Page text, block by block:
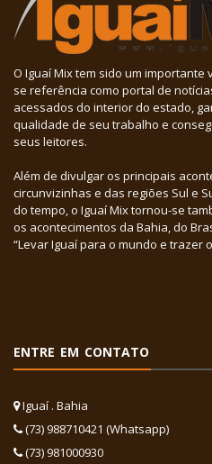
O Iguaí Mix tem sido um
se referência como portal de
acessados do interior do estado,
qualidade de seu trabalho e
seus leitores.
Além de divulgar os principais
circunvizinhas e das regiões Sul e
do tempo, o Iguaí Mix tornou-se
os acontecimentos da Bahia, do
“Levar Iguaí para o mundo e trazer
ENTRE EM CONTATO
Iguaí . Bahia
(73) 988710421 (Whatsapp)
(73) 981000930